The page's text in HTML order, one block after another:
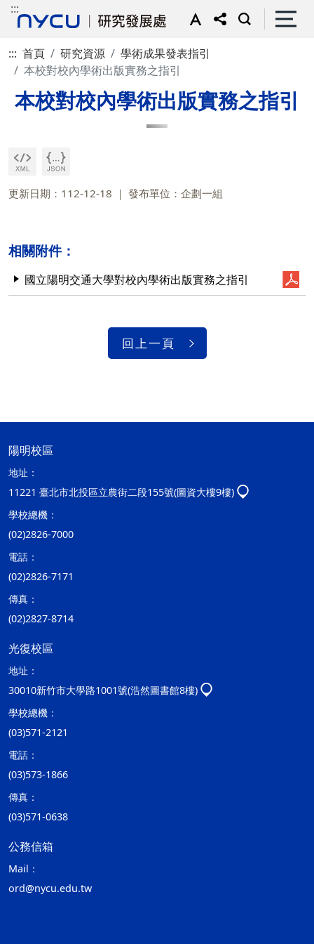
:::
::: 首頁 研究資源
學術成果發表指引
本校對校內學術出版實務之指引
本校對校內學術出版實務之指引
更新日期：112-12-18 發布單位：企劃一組
相關附件：
國立陽明交通大學對校內學術出版實務之指引
回上一頁
陽明校區
地址：
11221 臺北市北投區立農街二段155號(圖資大樓9樓)
學校總機：
(02)2826-7000
電話：
(02)2826-7171
傳真：
(02)2827-8714
光復校區
地址：
30010新竹市大學路1001號(浩然圖書館8樓)
學校總機：
(03)571-2121
電話：
(03)573-1866
傳真：
(03)571-0638
公務信箱
Mail：
ord@nycu.edu.tw